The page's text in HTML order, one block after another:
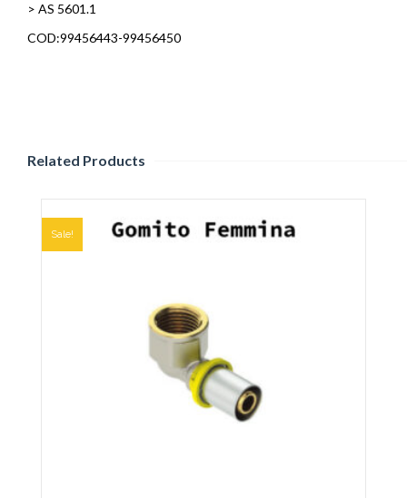
> AS 5601.1
COD:99456443-99456450
Related Products
Sale!